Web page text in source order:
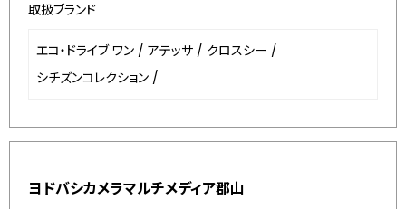
取扱ブランド
エコ・ドライブ ワン / アテッサ / クロスシー /
シチズンコレクション /
ヨドバシカメラマルチメディア郡山